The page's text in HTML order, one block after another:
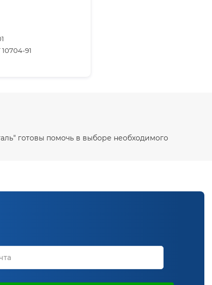
91
готовы помочь в выборе необходимого